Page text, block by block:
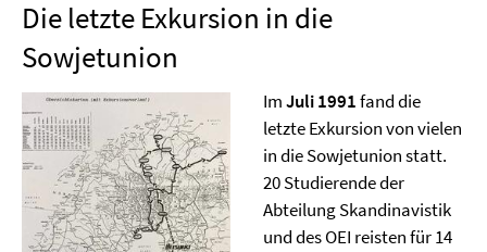
Die letzte Exkursion in die
Sowjetunion
ImJuli 1991fand die
letzte Exkursion von vielen
in die Sowjetunion statt.
20 Studierende der
Abteilung Skandinavistik
und des OEI reisten für 14